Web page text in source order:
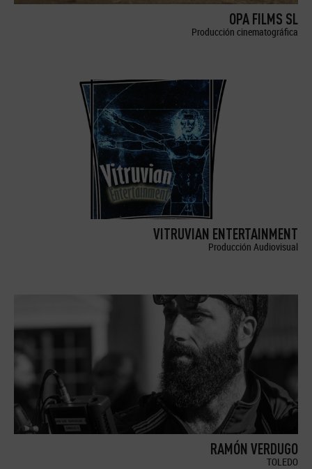
OPA FILMS SL
Producción cinematográfica
VITRUVIAN ENTERTAINMENT
Producción Audiovisual
RAMÓN VERDUGO
TOLEDO